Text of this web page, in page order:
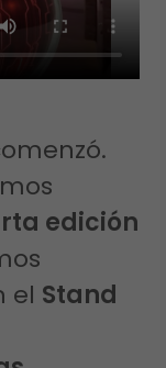
edición
el Stand